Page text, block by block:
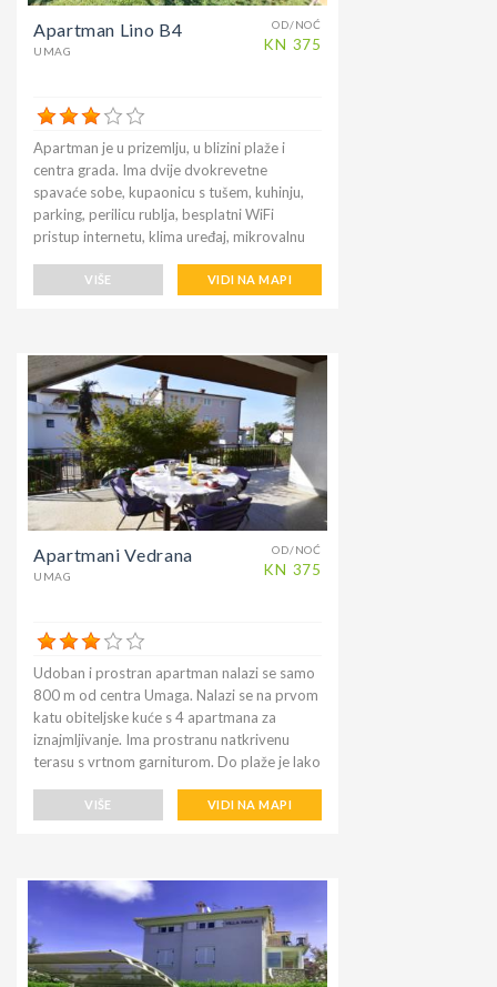
OD/NOĆ
KN 375
Apartman Lino B4
UMAG
Apartman je u prizemlju, u blizini plaže i
centra grada. Ima dvije dvokrevetne
spavaće sobe, kupaonicu s tušem, kuhinju,
parking, perilicu rublja, besplatni WiFi
pristup internetu, klima uređaj, mikrovalnu
garniturom, vrt s roštiljem i parking. Plaža
kojem možete uživati uz dobru kavu ili
nekoliko pića. Centar grada udaljen je 800
m, a nema potrebe ići automobilom. U gradu
Umagu sve je na pješačkoj udaljenosti; stari
grad, Piazza Della Liberta ', razni restorani i
barovi, knjižnica, akvarij, šetnica sa
štandovima, park kraj rive, ljeti Tijekom ljeta
u gradu Umagu pronađite zabavni park,
koncerte na otvorenom, razne festivale i
mnoge druge zanimljivosti.
VIŠE VIDI NA MAPI
OD/NOĆ
KN 375
Apartmani Vedrana
UMAG
Udoban i prostran apartman nalazi se samo
800 m od centra Umaga. Nalazi se na prvom
katu obiteljske kuće s 4 apartmana za
iznajmljivanje. Ima prostranu natkrivenu
terasu s vrtnom garniturom. Do plaže je lako
1400 m), Ultra supermarket na 250 m,
poznatom teniskom turniru ATP Open
Croatia koji se već godinama održava u
Umagu na području Stella Maris.
VIŠE VIDI NA MAPI